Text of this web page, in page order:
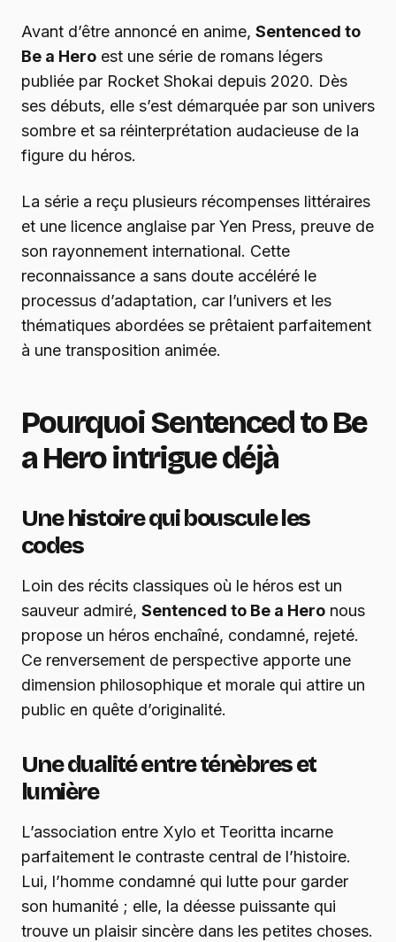
Avant d’être annoncé en anime, Sentenced to
Be a Hero est une série de romans légers
publiée par Rocket Shokai depuis 2020. Dès
ses débuts, elle s’est démarquée par son univers
sombre et sa réinterprétation audacieuse de la
figure du héros.
La série a reçu plusieurs récompenses littéraires
et une licence anglaise par Yen Press, preuve de
son rayonnement international. Cette
reconnaissance a sans doute accéléré le
processus d’adaptation, car l’univers et les
thématiques abordées se prêtaient parfaitement
à une transposition animée.
Pourquoi Sentenced to Be
a Hero intrigue déjà
Une histoire qui bouscule les
codes
Loin des récits classiques où le héros est un
sauveur admiré, Sentenced to Be a Hero nous
propose un héros enchaîné, condamné, rejeté.
Ce renversement de perspective apporte une
dimension philosophique et morale qui attire un
public en quête d’originalité.
Une dualité entre ténèbres et
lumière
L’association entre Xylo et Teoritta incarne
parfaitement le contraste central de l’histoire.
Lui, l’homme condamné qui lutte pour garder
son humanité ; elle, la déesse puissante qui
trouve un plaisir sincère dans les petites choses.